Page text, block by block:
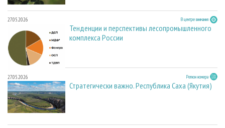
27.05.2026 В центре внимания
Тенденции и перспективы лесопромышленного
комплекса России
27.05.2026 Регион номера
Стратегически важно. Республика Саха (Якутия)